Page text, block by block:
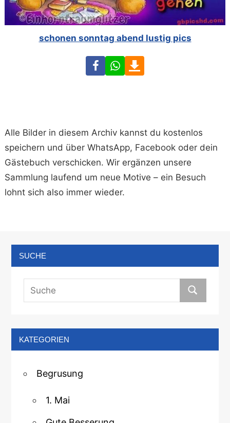
schonen sonntag abend lustig pics
FacebookWhatsApp
Alle Bilder in diesem Archiv kannst du kostenlos
speichern und über WhatsApp, Facebook oder dein
Gästebuch verschicken. Wir ergänzen unsere
Sammlung laufend um neue Motive – ein Besuch
lohnt sich also immer wieder.
SUCHE
KATEGORIEN
Begrusung
1. Mai